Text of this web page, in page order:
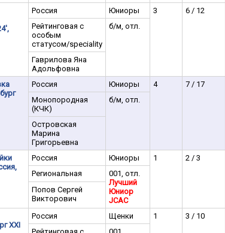
Россия Юниоры 3
6 / 12
Рейтинговая с
особым
статусом/speciality
б/м, отл.
Гаврилова Яна
Адольфовна
Россия Юниоры 4
7 / 17
Монопородная
(КЧК)
б/м, отл.
Островская
Марина
Григорьевна
Россия Юниоры 1
2 / 3
Региональная
001, отл.
Лучший
Юниор
JCAC
Попов Сергей
Викторович
XXI
Россия Щенки 1
3 / 10